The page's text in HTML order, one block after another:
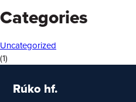
Categories
Uncategorized
(1)
Rúko hf.